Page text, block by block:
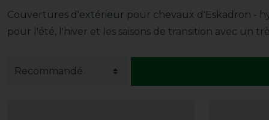
Couvertures d'extérieur pour chevaux d'Eskadron -
pour l'été, l'hiver et les saisons de transition avec un